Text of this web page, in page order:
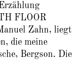
FLOOR
Zahn, liegt
die meine
Bergson. Die